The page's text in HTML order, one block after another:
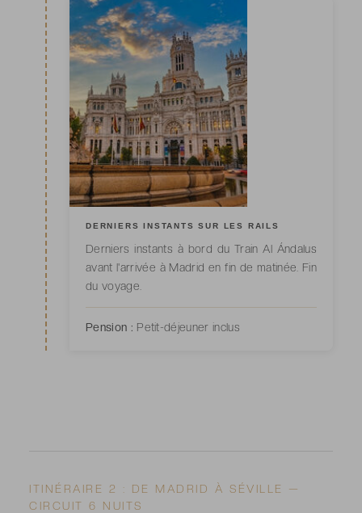
DERNIERS INSTANTS SUR LES RAILS
Derniers instants à bord du Train Al Ándalus
avant l'arrivée à Madrid en fin de matinée. Fin
du voyage.
Pension : Petit-déjeuner inclus
ITINÉRAIRE 2 : DE MADRID À SÉVILLE —
CIRCUIT 6 NUITS